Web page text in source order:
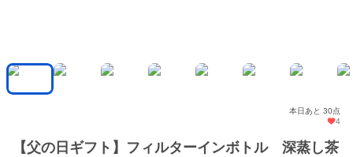
本日あと 30点
4
【父の日ギフト】フィルターインボトル 深蒸し茶